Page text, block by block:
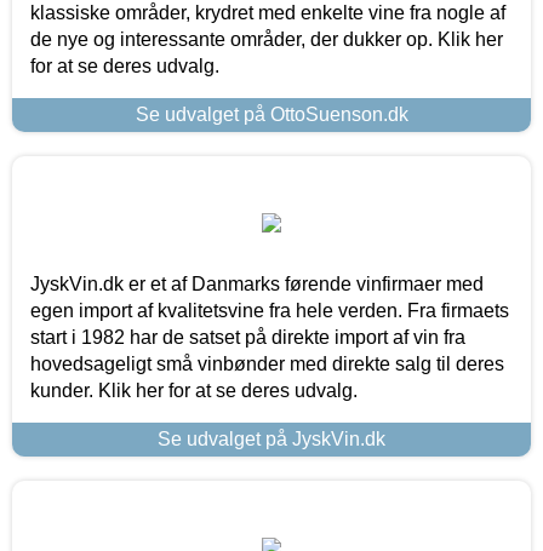
klassiske områder, krydret med enkelte vine fra nogle af
de nye og interessante områder, der dukker op. Klik her
for at se deres udvalg.
Se udvalget på OttoSuenson.dk
JyskVin.dk er et af Danmarks førende vinfirmaer med
egen import af kvalitetsvine fra hele verden. Fra firmaets
start i 1982 har de satset på direkte import af vin fra
hovedsageligt små vinbønder med direkte salg til deres
kunder. Klik her for at se deres udvalg.
Se udvalget på JyskVin.dk